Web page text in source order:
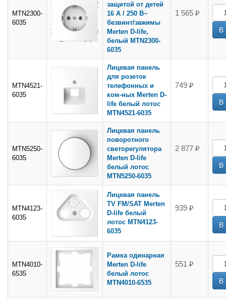
MTN2300-
6035
защитой от детей
16 А / 250 В~
безвинт/зажимы
Merten D-life,
белый MTN2300-
6035
1 565 ₽
MTN4521-
6035
Лицевая панель
для розеток
телефонных и
ком-ных Merten D-
life белый лотос
MTN4521-6035
749 ₽
MTN5250-
6035
Лицевая панель
поворотного
светорегулятора
Merten D-life
белый лотос
MTN5250-6035
2 877 ₽
MTN4123-
6035
Лицевая панель
TV FM/SAT Merten
D-life белый
лотос MTN4123-
6035
939 ₽
MTN4010-
6535
Рамка одинарная
Merten D-life
белый лотос
MTN4010-6535
551 ₽